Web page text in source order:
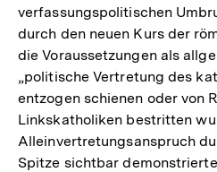
verfassungspolitischen
durch den neuen Kurs der
die Voraussetzungen als
„politische Vertretung des
entzogen schienen oder von
Linkskatholiken bestritten
Alleinvertretungsanspruch
Spitze sichtbar